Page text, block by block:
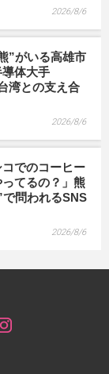
2026/8/6
”がいる高雄市
体大手
湾との支え合
2026/8/6
でのコーヒー
てるの？」熊
問われるSNS
2026/8/6